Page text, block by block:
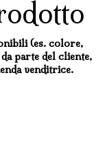
(es. colore,
parte del cliente,
venditrice.